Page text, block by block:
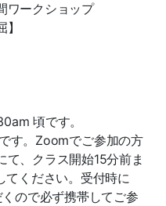
ワークショップ
頃です。
す。Zoomでご参加の方
て、クラス開始15分前ま
てください。受付時に
ので必ず携帯してご参